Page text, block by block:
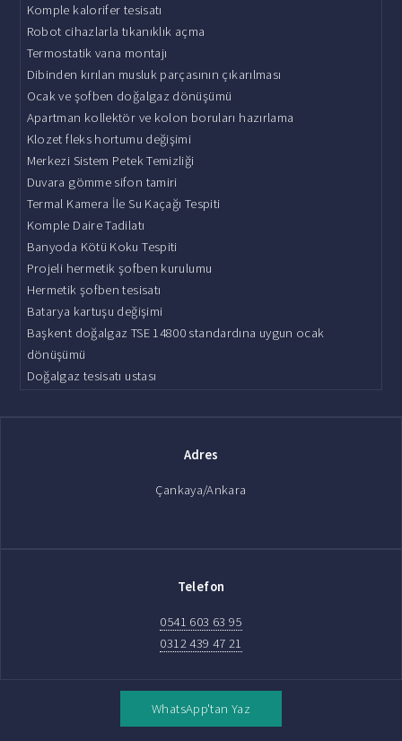
Komple kalorifer tesisatı
Robot cihazlarla tıkanıklık açma
Termostatik vana montajı
Dibinden kırılan musluk parçasının çıkarılması
Ocak ve şofben doğalgaz dönüşümü
Apartman kollektör ve kolon boruları hazırlama
Klozet fleks hortumu değişimi
Merkezi Sistem Petek Temizliği
Duvara gömme sifon tamiri
Termal Kamera İle Su Kaçağı Tespiti
Komple Daire Tadilatı
Banyoda Kötü Koku Tespiti
Projeli hermetik şofben kurulumu
Hermetik şofben tesisatı
Batarya kartuşu değişimi
Başkent doğalgaz TSE 14800 standardına uygun ocak
dönüşümü
Doğalgaz tesisatı ustası
Adres
Çankaya/Ankara
Telefon
0541 603 63 95
0312 439 47 21
WhatsApp'tan Yaz